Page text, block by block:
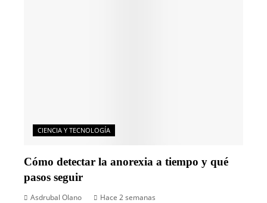
CIENCIA Y TECNOLOGÍA
Cómo detectar la anorexia a tiempo y qué
pasos seguir
Asdrubal Olano Hace 2 semanas